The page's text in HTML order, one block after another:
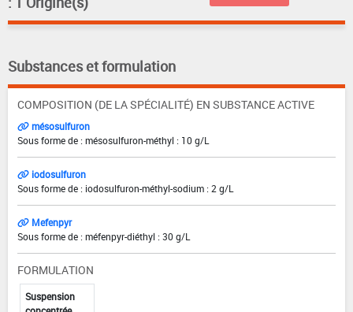
Substances et formulation
COMPOSITION (DE LA SPÉCIALITÉ) EN SUBSTANCE ACTIVE
mésosulfuron
Sous forme de : mésosulfuron-méthyl : 10 g/L
iodosulfuron
Sous forme de : iodosulfuron-méthyl-sodium : 2 g/L
Mefenpyr
Sous forme de : méfenpyr-diéthyl : 30 g/L
FORMULATION
Suspension